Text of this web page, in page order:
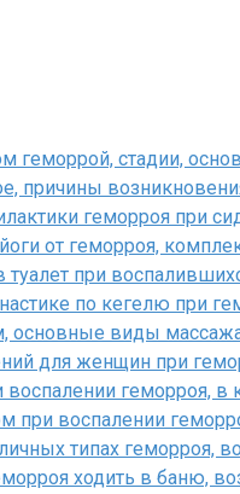
геморрой, стадии,
причины
геморроя при
от геморроя,
туалет при
по кегелю при
основные виды
для женщин при
геморроя, в
при воспалении
типах геморроя,
ходить в баню,